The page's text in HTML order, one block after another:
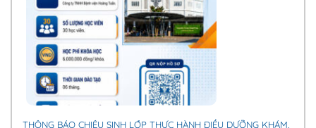
THÔNG BÁO CHIÊU SINH LỚP THỰC HÀNH ĐIỀU DƯỠNG KHÁM,